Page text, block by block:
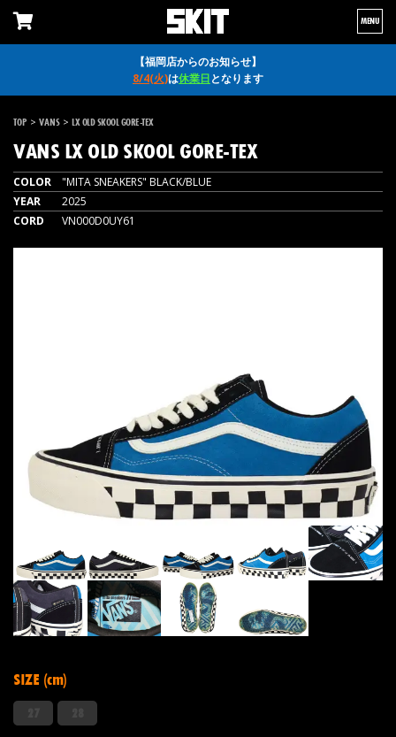
【福岡店からのお知らせ】
8/4(火)は休業日となります
MENU
TOP > VANS > LX OLD SKOOL GORE-TEX
VANS LX OLD SKOOL GORE-TEX
COLOR
"MITA SNEAKERS" BLACK/BLUE
YEAR
2025
CORD
VN000D0UY61
SIZE (cm)